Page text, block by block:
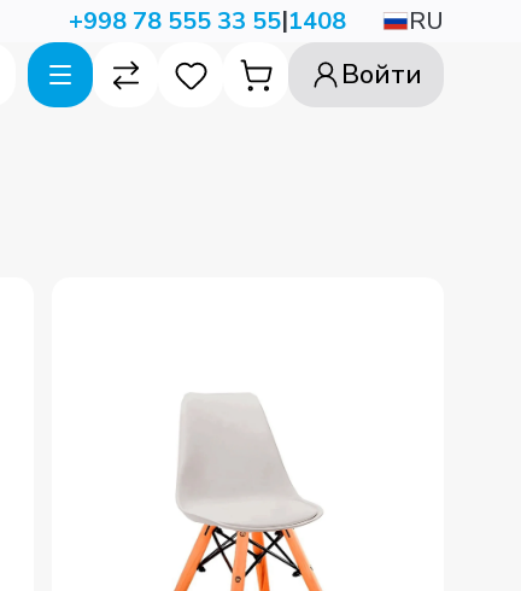
+998 78 555 33 55|1408 RU
Войти